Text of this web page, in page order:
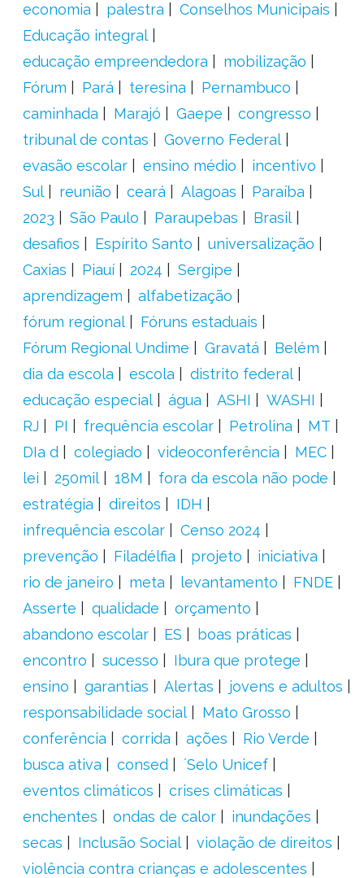
economia
palestra
Conselhos Municipais
Educação integral
educação empreendedora
mobilização
Fórum
Pará teresina
Pernambuco
caminhada
Marajó Gaepe
congresso
tribunal de contas
Governo Federal
evasão escolar
ensino médio
incentivo
Sul
reunião ceará Alagoas
Paraíba
2023
São Paulo Paraupebas
Brasil
desafios
Espírito Santo
universalização
Caxias
Piauí 2024
Sergipe
aprendizagem
alfabetização
fórum regional
Fóruns estaduais
Fórum Regional Undime
Gravatá
Belém
dia da escola
escola
distrito federal
educação especial
água ASHI
WASHI
RJ
PI frequência escolar Petrolina
MT
DIa d
colegiado videoconferência
MEC
lei
250mil 18M
fora da escola não pode
estratégia
direitos
IDH
infrequência escolar
Censo 2024
prevenção
Filadélfia projeto
iniciativa
rio de janeiro
meta levantamento
FNDE
Asserte
qualidade
orçamento
abandono escolar
ES
boas práticas
encontro
sucesso
Ibura que protege
ensino
garantias Alertas
jovens e adultos
responsabilidade social
Mato Grosso
conferência
corrida ações
Rio Verde
busca ativa
consed
´Selo Unicef
eventos climáticos
crises climáticas
enchentes
ondas de calor
inundações
secas
Inclusão Social
violação de direitos
violência contra crianças e adolescentes